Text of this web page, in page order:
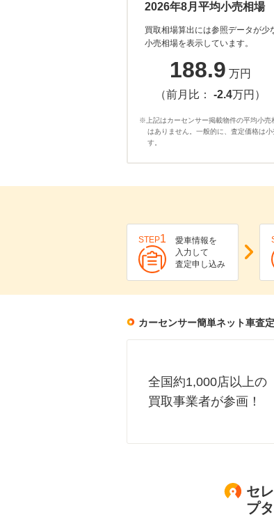
2026年8月平均小売相場
買取相場算出には参照データが少
小売相場を表示しています。
188.9 万円
（前月比： -2.4万円）
※上記はカーセンサー掲載物件の平均小売
はありません。一般的に、査定価格は
す。
STEP1
愛車情報を
入力して
査定申し込み
カーセンサー簡単ネット車査
全国約1,000店以上の
買取事業者が参画！
セ
プ